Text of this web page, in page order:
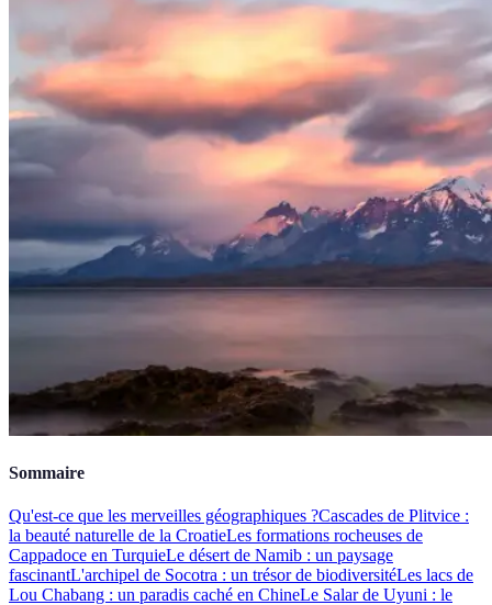
Sommaire
Qu'est-ce que les merveilles géographiques ?Cascades de Plitvice :
la beauté naturelle de la CroatieLes formations rocheuses de
Cappadoce en TurquieLe désert de Namib : un paysage
fascinantL'archipel de Socotra : un trésor de biodiversitéLes lacs de
Lou Chabang : un paradis caché en ChineLe Salar de Uyuni : le